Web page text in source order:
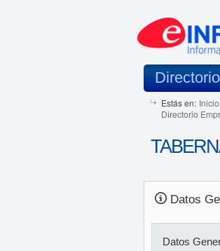
Estás en: Inicio
Directorio
Datos
Datos